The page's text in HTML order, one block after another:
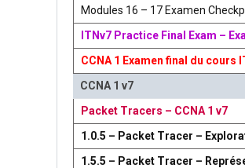
Modules 16 – 17 Examen
ITNv7 Practice Final Exam –
CCNA 1 Examen final du cours
CCNA 1 v7
Packet Tracers – CCNA 1 v7
1.0.5 – Packet Tracer –
1.5.5 – Packet Tracer –